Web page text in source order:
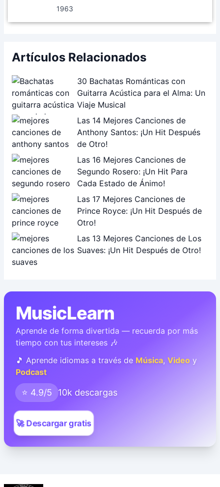
1963
Artículos Relacionados
30 Bachatas Románticas con
Guitarra Acústica para el Alma: Un
Viaje Musical
Las 14 Mejores Canciones de
Anthony Santos: ¡Un Hit Después
de Otro!
Las 16 Mejores Canciones de
Segundo Rosero: ¡Un Hit Para
Cada Estado de Ánimo!
Las 17 Mejores Canciones de
Prince Royce: ¡Un Hit Después de
Otro!
Las 13 Mejores Canciones de Los
Suaves: ¡Un Hit Después de Otro!
MusicLearn
Aprende de forma divertida — recuerda por más
tiempo con tus intereses 🎶
🎵 Aprende idiomas a través de Música, Video y
Podcast
⭐ 4.9/5 10k descargas
🚀 Descargar gratis